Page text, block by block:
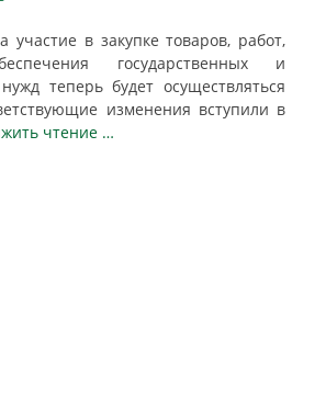
участие в закупке товаров, работ,
государственных и
теперь будет осуществляться
изменения вступили в
чтение …